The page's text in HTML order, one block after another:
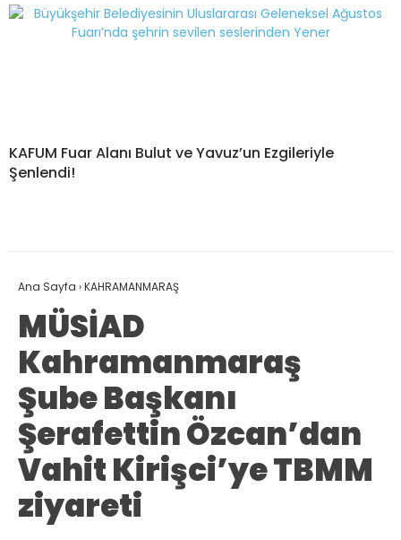
KAFUM Fuar Alanı Bulut ve Yavuz’un Ezgileriyle
Şenlendi!
Ana Sayfa ›KAHRAMANMARAŞ
MÜSİAD
Kahramanmaraş
Şube Başkanı
Şerafettin Özcan’dan
Vahit Kirişci’ye TBMM
ziyareti